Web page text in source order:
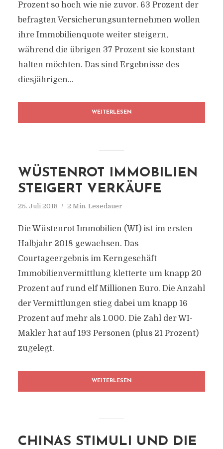
Prozent so hoch wie nie zuvor. 63 Prozent der
befragten Versicherungsunternehmen wollen
ihre Immobilienquote weiter steigern,
während die übrigen 37 Prozent sie konstant
halten möchten. Das sind Ergebnisse des
diesjährigen...
WEITERLESEN
WÜSTENROT IMMOBILIEN
STEIGERT VERKÄUFE
25. Juli 2018 2 Min. Lesedauer
Die Wüstenrot Immobilien (WI) ist im ersten
Halbjahr 2018 gewachsen. Das
Courtageergebnis im Kerngeschäft
Immobilienvermittlung kletterte um knapp 20
Prozent auf rund elf Millionen Euro. Die Anzahl
der Vermittlungen stieg dabei um knapp 16
Prozent auf mehr als 1.000. Die Zahl der WI-
Makler hat auf 193 Personen (plus 21 Prozent)
zugelegt.
WEITERLESEN
CHINAS STIMULI UND DIE